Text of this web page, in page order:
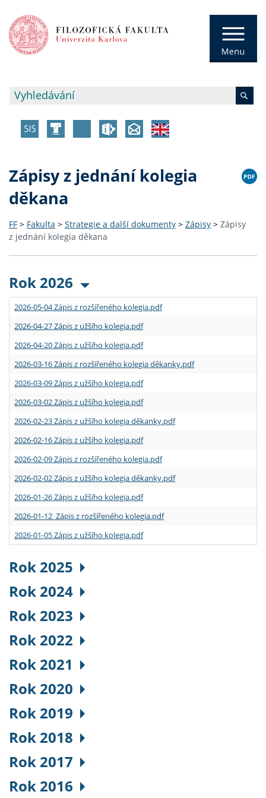
Zápisy z jednání kolegia
děkana
FF > Fakulta > Strategie a další dokumenty > Zápisy > Zápisy
z jednání kolegia děkana
Rok 2026
2026-05-04 Zápis z rozšířeného kolegia.pdf
2026-04-27 Zápis z užšího kolegia.pdf
2026-04-20 Zápis z užšího kolegia.pdf
2026-03-16 Zápis z rozšířeného kolegia děkanky.pdf
2026-03-09 Zápis z užšího kolegia.pdf
2026-03-02 Zápis z užšího kolegia.pdf
2026-02-23 Zápis z užšího kolegia děkanky.pdf
2026-02-16 Zápis z užšího kolegia.pdf
2026-02-09 Zápis z rozšířeného kolegia.pdf
2026-02-02 Zápis z užšího kolegia děkanky.pdf
2026-01-26 Zápis z užšího kolegia.pdf
2026-01-12 Zápis z rozšířeného kolegia.pdf
2026-01-05 Zápis z užšího kolegia.pdf
Rok 2025
Rok 2024
Rok 2023
Rok 2022
Rok 2021
Rok 2020
Rok 2019
Rok 2018
Rok 2017
Rok 2016